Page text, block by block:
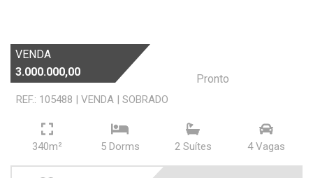
VENDA
3.000.000,00
Pronto
REF.: 105488 | VENDA | SOBRADO
340m² 5 Dorms 2 Suí­tes 4 Vagas